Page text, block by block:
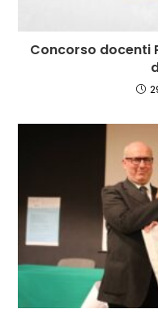
Concorso docenti